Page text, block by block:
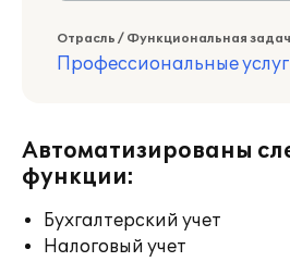
Отрасль / Функциональная
Профессиональные
Автоматизированы
функции:
Бухгалтерский учет
Налоговый учет